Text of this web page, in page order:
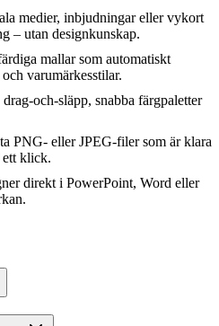
medier, inbjudningar eller vykort
– utan designkunskap.
mallar som automatiskt
varumärkesstilar.
snabba färgpaletter
PNG‑ eller JPEG‑filer som är klara
klick.
direkt i PowerPoint, Word eller